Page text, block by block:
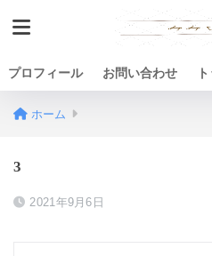
プロフィール お問い合わせ
ホーム
3
2021年9月6日